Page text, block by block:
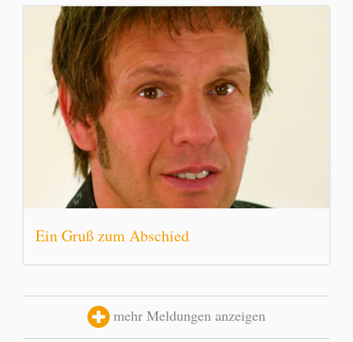
Ein Gruß zum Abschied
mehr Meldungen anzeigen